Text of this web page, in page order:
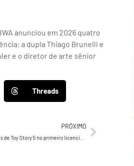
anunciou em 2026 quatro
a dupla Thiago Brunelli e
e o diretor de arte sênior
Threads
PRÓXIMO